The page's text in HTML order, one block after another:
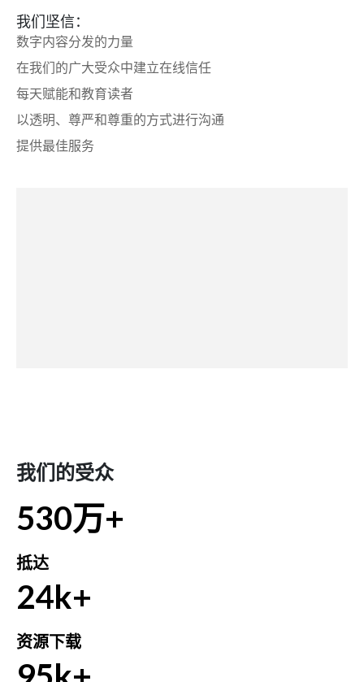
我们坚信：
数字内容分发的力量
在我们的广大受众中建立在线信任
每天赋能和教育读者
以透明、尊严和尊重的方式进行沟通
提供最佳服务
我们的受众
530万+
抵达
24k+
资源下载